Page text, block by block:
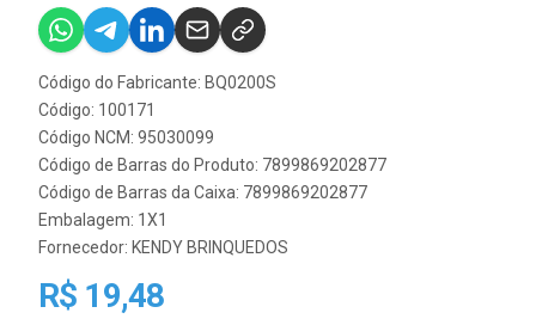
Código do Fabricante: BQ0200S
Código: 100171
Código NCM: 95030099
Código de Barras do Produto: 7899869202877
Código de Barras da Caixa: 7899869202877
Embalagem: 1X1
Fornecedor: KENDY BRINQUEDOS
R$ 19,48